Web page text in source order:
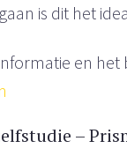
is dit het
en het
–